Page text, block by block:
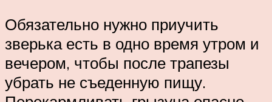
Обязательно нужно приучить
зверька есть в одно время утром и
вечером, чтобы после трапезы
убрать не съеденную пищу.